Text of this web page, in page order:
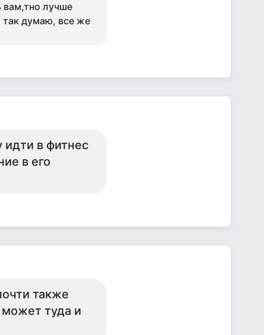
вам,тно лучше
так думаю, все же
идти в фитнес
в его
также
может туда и